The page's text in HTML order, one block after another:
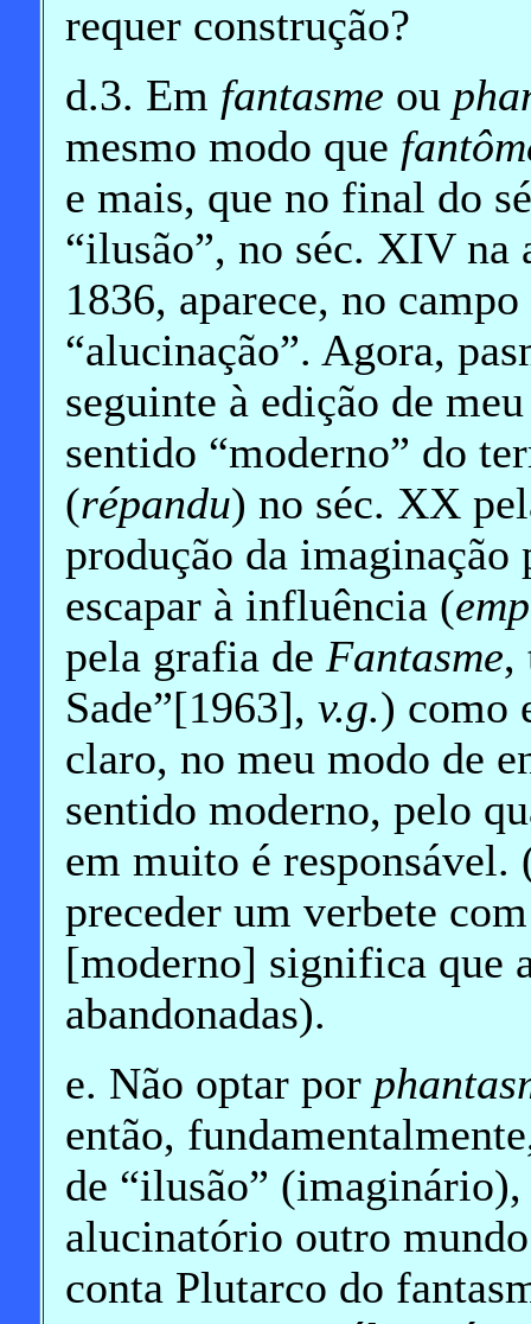
requer construção?
d.3. Em fantasme ou
mesmo modo que
e mais, que no final do
“ilusão”, no séc. XIV na
1836, aparece, no
“alucinação”. Agora,
seguinte à edição de
sentido “moderno” do
(répandu) no séc. XX
produção da imaginação
escapar à influência (
pela grafia de Fantasme,
Sade”[1963], v.g.) como
claro, no meu modo de
sentido moderno, pelo
em muito é responsável.
preceder um verbete
[moderno] significa que
abandonadas).
e. Não optar por
então,
de “ilusão”
alucinatório outro
conta Plutarco do